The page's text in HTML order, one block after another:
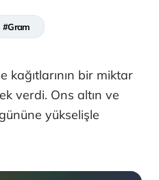
#Gram
kağıtlarının bir miktar
verdi. Ons altın ve
yükselişle